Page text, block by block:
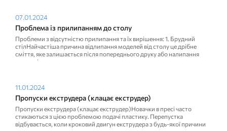
Проблема із прилипанням до столу
07.01.2024
Проблеми з відсутністю прилипання та їх вирішення: 1. Брудний
стілНайчастіша причина відлипання моделей від столу це дрібне
сміття, яке залишається після попереднього друку або налипання
пилу та інши...
Пропуски екструдера (клацає екструдер)
11.01.2024
Пропуски екструдера (клацає екструдер)Новачки в пресі часто
стикаються з цією проблемою подачі пластику. Перепустка
відбувається, коли кроковий двигун екструдера з будь-якої причини